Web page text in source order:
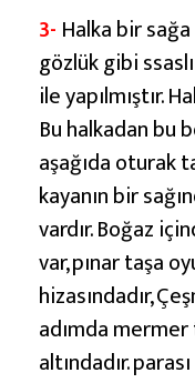
a
r
ı
3- Halka bir
gözlük gibi
ile yapılmıştır.
Bu halkadan bu
aşağıda oturak
kayanın bir
vardır. Boğaz
var, pınar taşa
hizasındadır,
adımda
altındadır.